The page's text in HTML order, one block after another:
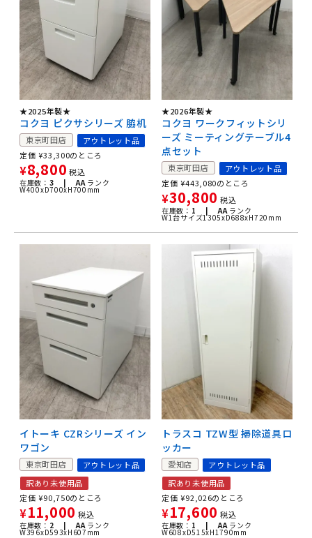
★2025年製★
コクヨ ピクサシリーズ 脇机
東京町田店
アウトレット品
定価 ¥33,300のところ
¥8,800 税込
在庫数： 3 | AAランク
W400xD700xH700mm
★2026年製★
コクヨ ワークフィットシリ
ーズ ミーティングテーブル4
点セット
東京町田店
アウトレット品
定価 ¥443,080のところ
¥30,800 税込
在庫数： 1 | AAランク
W1台サイズ1305xD688xH720mm
イトーキ CZRシリーズ イン
ワゴン
東京町田店
アウトレット品
訳あり未使用品
定価 ¥90,750のところ
¥11,000 税込
在庫数： 2 | AA ランク
W396xD593xH607mm
トラスコ TZW型 掃除道具ロ
ッカー
愛知店
アウトレット品
訳あり未使用品
定価 ¥92,026のところ
¥17,600 税込
在庫数： 1 | AA ランク
W608xD515xH1790mm